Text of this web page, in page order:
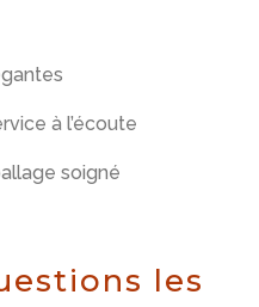
à l’écoute
soigné
les